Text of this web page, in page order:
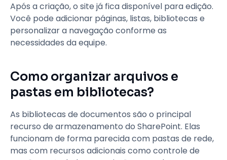
Após a criação, o site já fica disponível para edição.
Você pode adicionar páginas, listas, bibliotecas e
personalizar a navegação conforme as
necessidades da equipe.
Como organizar arquivos e
pastas em bibliotecas?
As bibliotecas de documentos são o principal
recurso de armazenamento do SharePoint. Elas
funcionam de forma parecida com pastas de rede,
mas com recursos adicionais como controle de